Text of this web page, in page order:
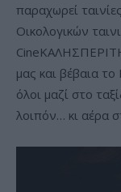
παραχωρεί
Οικολογικών
μας και βέβαια το
όλοι μαζί στο
λοιπόν… κι αέρα